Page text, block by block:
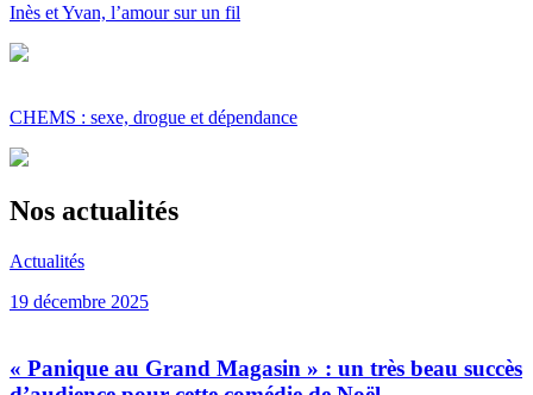
Inès et Yvan, l’amour sur un fil
CHEMS : sexe, drogue et dépendance
Nos actualités
Actualités
19 décembre 2025
« Panique au Grand Magasin » : un très beau succès